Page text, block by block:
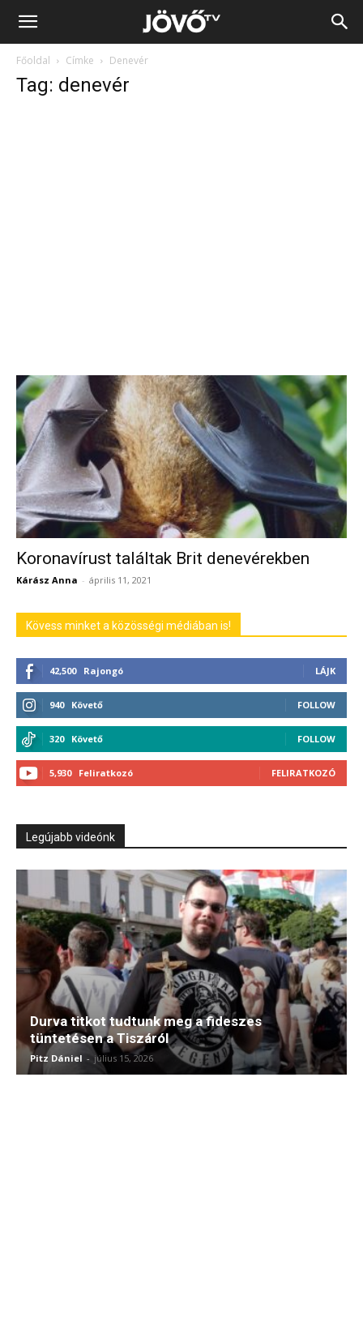
Jövő
Főoldal Címke Denevér
Tag: denevér
Koronavírust találtak Brit denevérekben
Kárász Anna - április 11, 2021
Kövess minket a közösségi médiában is!
42,500 Rajongó LÁJK
940 Követő FOLLOW
320 Követő FOLLOW
5,930 Feliratkozó FELIRATKOZÓ
Legújabb videónk
Durva titkot tudtunk meg a fideszes
tüntetésen a Tiszáról
Pitz Dániel - július 15, 2026